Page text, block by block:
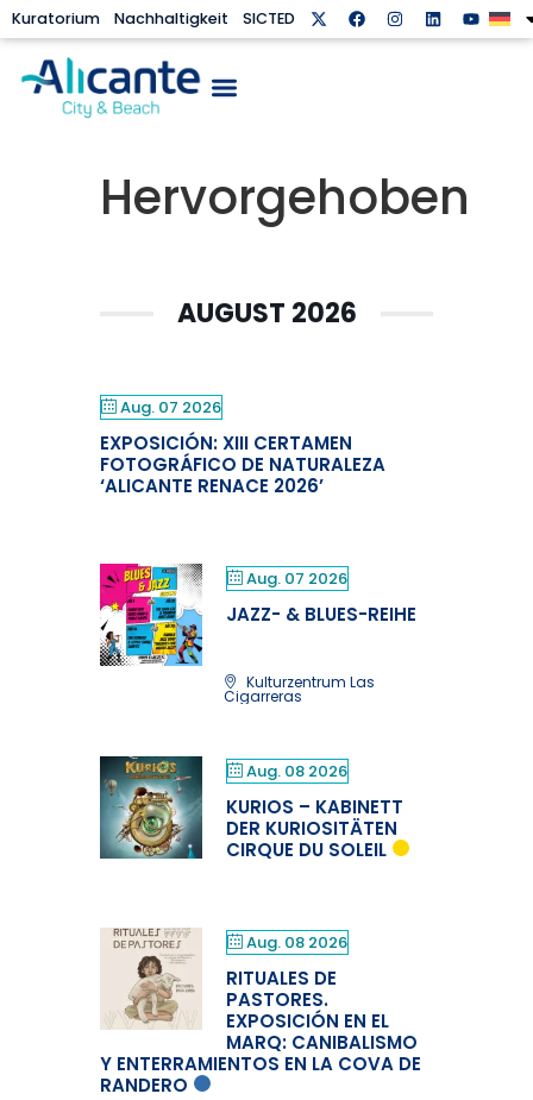
Kuratorium Nachhaltigkeit SICTED
Hervorgehoben
AUGUST 2026
Aug. 07 2026
EXPOSICIÓN: XIII CERTAMEN
FOTOGRÁFICO DE NATURALEZA
‘ALICANTE RENACE 2026’
Aug. 07 2026
JAZZ- & BLUES-REIHE
Kulturzentrum Las
Cigarreras
Aug. 08 2026
KURIOS – KABINETT
DER KURIOSITÄTEN
CIRQUE DU SOLEIL
Aug. 08 2026
RITUALES DE
PASTORES.
EXPOSICIÓN EN EL
MARQ: CANIBALISMO
Y ENTERRAMIENTOS EN LA COVA DE
RANDERO